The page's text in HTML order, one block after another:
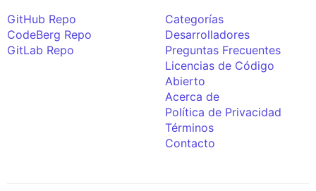
GitHub Repo
CodeBerg Repo
GitLab Repo
Categorías
Desarrolladores
Preguntas Frecuentes
Licencias de Código
Abierto
Acerca de
Política de Privacidad
Términos
Contacto